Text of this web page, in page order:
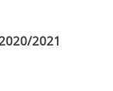
2021